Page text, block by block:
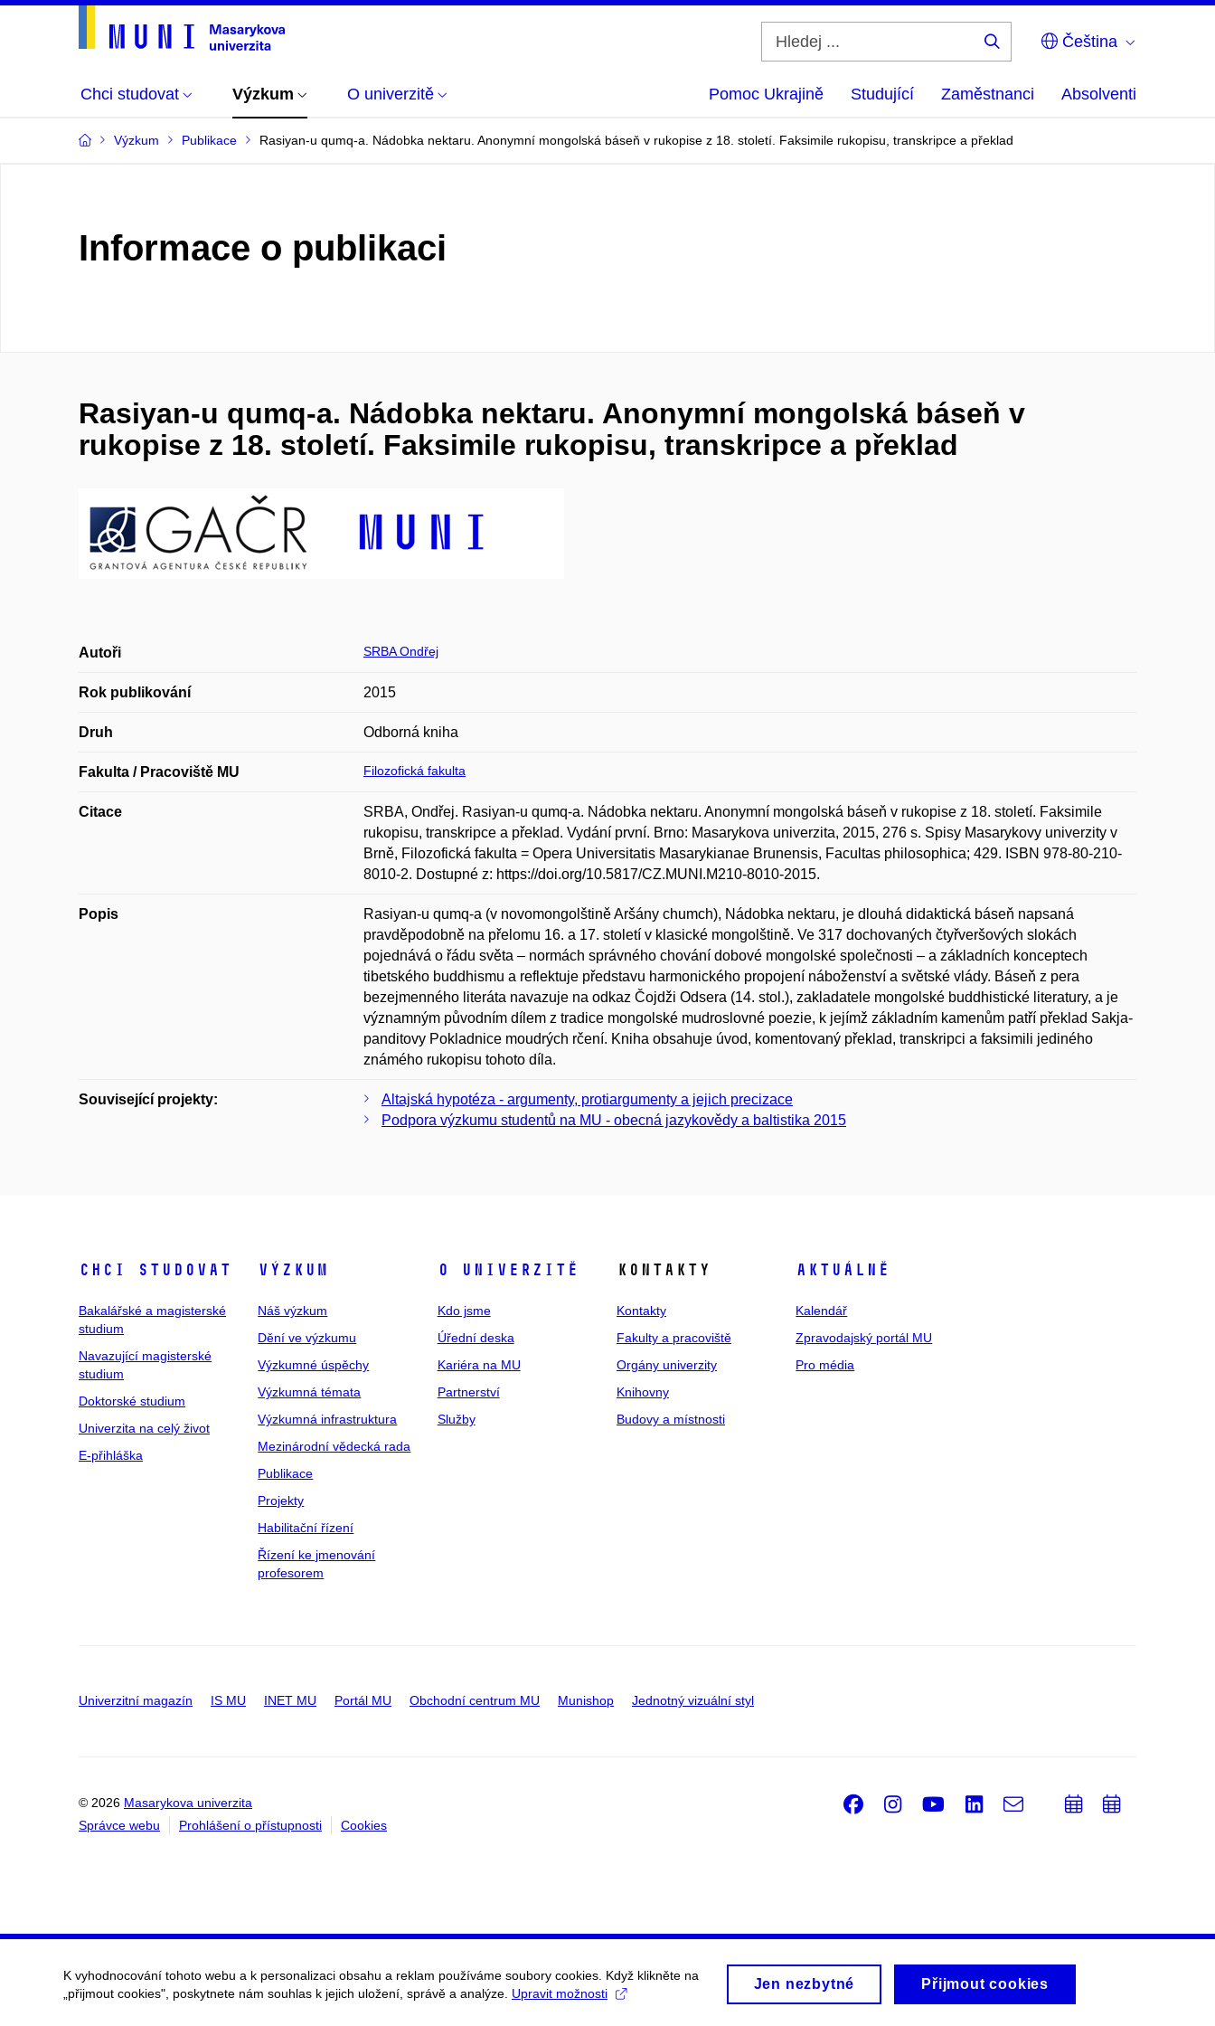
Čeština
Chci studovat Výzkum O univerzitě Pomoc Ukrajině Studující Zaměstnanci Absolventi
Výzkum Publikace Rasiyan-u qumq-a. Nádobka nektaru. Anonymní mongolská báseň v rukopise z 18. století. Faksimile rukopisu, transkripce a překlad
Informace o publikaci
Rasiyan-u qumq-a. Nádobka nektaru. Anonymní mongolská báseň v
rukopise z 18. století. Faksimile rukopisu, transkripce a překlad
Autoři SRBA Ondřej
Rok publikování 2015
Druh Odborná kniha
Fakulta / Pracoviště MU Filozofická fakulta
Citace
SRBA, Ondřej. Rasiyan-u qumq-a. Nádobka nektaru. Anonymní mongolská báseň v rukopise z 18. století. Faksimile
rukopisu, transkripce a překlad. Vydání první. Brno: Masarykova univerzita, 2015, 276 s. Spisy Masarykovy univerzity v
Brně, Filozofická fakulta = Opera Universitatis Masarykianae Brunensis, Facultas philosophica; 429. ISBN 978-80-210-
8010-2. Dostupné z: https://doi.org/10.5817/CZ.MUNI.M210-8010-2015.
Popis
Rasiyan-u qumq-a (v novomongolštině Aršány chumch), Nádobka nektaru, je dlouhá didaktická báseň napsaná
pravděpodobně na přelomu 16. a 17. století v klasické mongolštině. Ve 317 dochovaných čtyřveršových slokách
pojednává o řádu světa – normách správného chování dobové mongolské společnosti – a základních konceptech
tibetského buddhismu a reflektuje představu harmonického propojení náboženství a světské vlády. Báseň z pera
bezejmenného literáta navazuje na odkaz Čojdži Odsera (14. stol.), zakladatele mongolské buddhistické literatury, a je
významným původním dílem z tradice mongolské mudroslovné poezie, k jejímž základním kamenům patří překlad Sakja-
panditovy Pokladnice moudrých rčení. Kniha obsahuje úvod, komentovaný překlad, transkripci a faksimili jediného
známého rukopisu tohoto díla.
Související projekty:
Altajská hypotéza - argumenty, protiargumenty a jejich precizace
Podpora výzkumu studentů na MU - obecná jazykovědy a baltistika 2015
Chci studovat
Bakalářské a magisterské
studium
Navazující magisterské
studium
Doktorské studium
Univerzita na celý život
E-přihláška
Výzkum
Náš výzkum
Dění ve výzkumu
Výzkumné úspěchy
Výzkumná témata
Výzkumná infrastruktura
Mezinárodní vědecká rada
Publikace
Projekty
Habilitační řízení
Řízení ke jmenování
profesorem
O univerzitě
Kdo jsme
Úřední deska
Kariéra na MU
Partnerství
Služby
Kontakty
Kontakty
Fakulty a pracoviště
Orgány univerzity
Knihovny
Budovy a místnosti
Aktuálně
Kalendář
Zpravodajský portál MU
Pro média
Univerzitní magazín IS MU INET MU Portál MU Obchodní centrum MU Munishop Jednotný vizuální styl
© 2026 Masarykova univerzita
Správce webu
Prohlášení o přístupnosti Cookies
Facebook
Instagram
Youtube
LinkedIn
e-
PřidatPřidat
K vyhodnocování tohoto webu a k personalizaci obsahu a reklam používáme soubory cookies. Když klikněte na
„přijmout cookies", poskytnete nám souhlas k jejich uložení, správě a analýze. Upravit možnosti
Jen nezbytné Přijmout cookies